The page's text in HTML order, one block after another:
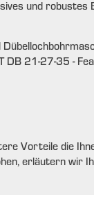
und robustes
Vorteile die
erläutern wir